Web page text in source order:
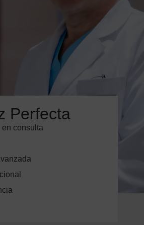
Perfecta
consulta